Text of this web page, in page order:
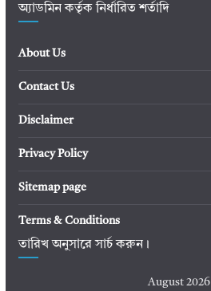
অ্যাডমিন কর্তৃক নির্ধারিত শর্তাদি
About Us
Contact Us
Disclaimer
Privacy Policy
Sitemap page
Terms & Conditions
তারিখ অনুসারে সার্চ করুন।
August 2026